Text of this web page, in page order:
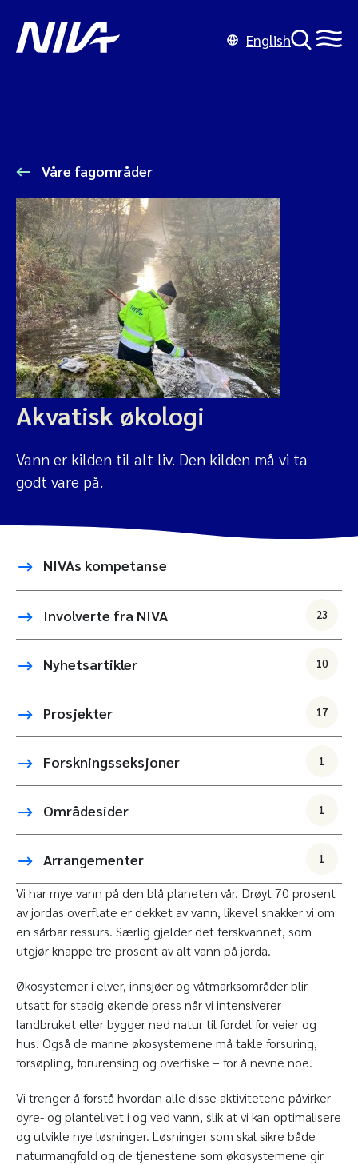
English
Våre fagområder
Akvatisk økologi
Vann er kilden til alt liv. Den kilden må vi ta
godt vare på.
NIVAs kompetanse
Involverte fra NIVA 23
Nyhetsartikler 10
Prosjekter 17
Forskningsseksjoner 1
Områdesider 1
Arrangementer 1
Vi har mye vann på den blå planeten vår. Drøyt 70 prosent
av jordas overflate er dekket av vann, likevel snakker vi om
en sårbar ressurs. Særlig gjelder det ferskvannet, som
utgjør knappe tre prosent av alt vann på jorda.
Økosystemer i elver, innsjøer og våtmarksområder blir
utsatt for stadig økende press når vi intensiverer
landbruket eller bygger ned natur til fordel for veier og
hus. Også de marine økosystemene må takle forsuring,
forsøpling, forurensing og overfiske – for å nevne noe.
Vi trenger å forstå hvordan alle disse aktivitetene påvirker
dyre- og plantelivet i og ved vann, slik at vi kan optimalisere
og utvikle nye løsninger. Løsninger som skal sikre både
naturmangfold og de tjenestene som økosystemene gir